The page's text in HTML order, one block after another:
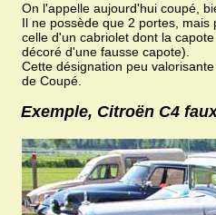
On l'appelle aujourd'hui coupé,
Il ne possède que 2 portes,
celle d'un cabriolet dont la
décoré d'une fausse capote).
Cette désignation peu
de Coupé.
Exemple, Citroën C4